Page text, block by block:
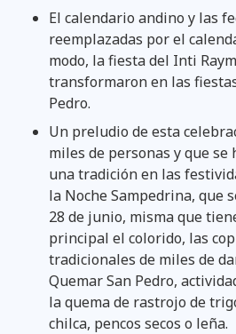
El calendario andino y las
reemplazadas por el
modo, la fiesta del Inti
transformaron en las
Pedro.
Un preludio de esta
miles de personas y que se
una tradición en las
la Noche Sampedrina, que
28 de junio, misma que
principal el colorido, las
tradicionales de miles de
Quemar San Pedro,
la quema de rastrojo de
chilca, pencos secos o leña.